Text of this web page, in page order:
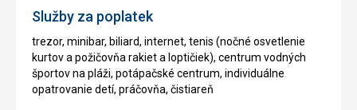
Služby za poplatek
trezor, minibar, biliard, internet, tenis (nočné osvetlenie
kurtov a požičovňa rakiet a loptičiek), centrum vodných
športov na pláži, potápačské centrum, individuálne
opatrovanie detí, práčovňa, čistiareň